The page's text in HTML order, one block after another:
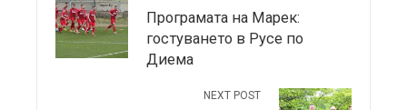
Програмата на Марек:
гостуването в Русе по
Диема
NEXT POST